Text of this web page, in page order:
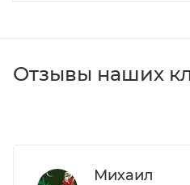
Отзывы наших
Михаил